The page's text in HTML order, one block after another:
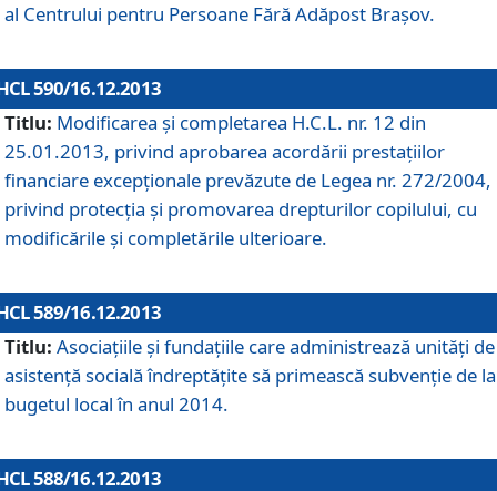
al Centrului pentru Persoane Fără Adăpost Braşov.
590/16.12.2013
Titlu: Modificarea şi completarea H.C.L. nr. 12 din
25.01.2013, privind aprobarea acordării prestaţiilor
financiare excepţionale prevăzute de Legea nr. 272/2004,
privind protecţia şi promovarea drepturilor copilului, cu
modificările şi completările ulterioare.
589/16.12.2013
Titlu: Asociaţiile şi fundaţiile care administrează unităţi de
asistenţă socială îndreptăţite să primească subvenţie de la
bugetul local în anul 2014.
588/16.12.2013